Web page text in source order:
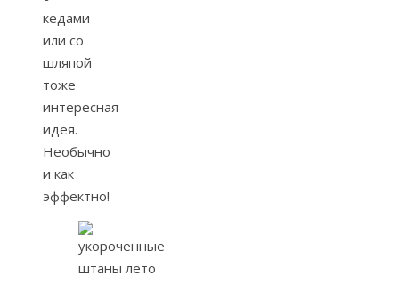
кедами
или со
шляпой
тоже
интересная
идея.
Необычно
и как
эффектно!